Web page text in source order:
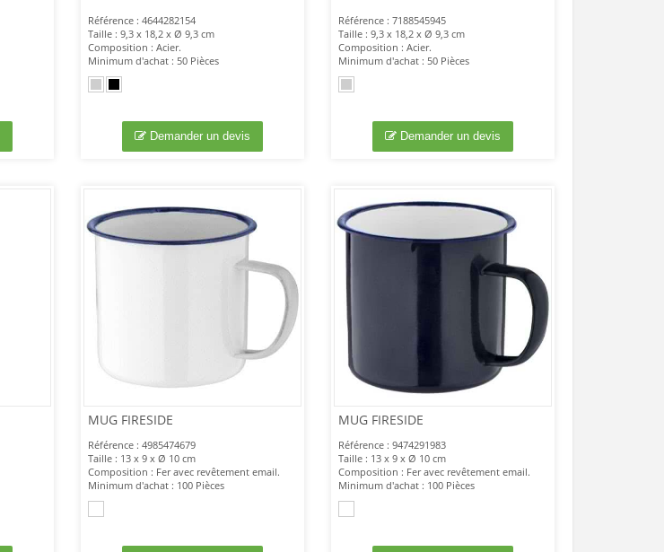
Référence : 4644282154
Taille : 9,3 x 18,2 x Ø 9,3 cm
Composition : Acier.
Minimum d'achat : 50 Pièces
Demander un devis
Référence : 7188545945
Taille : 9,3 x 18,2 x Ø 9,3 cm
Composition : Acier.
Minimum d'achat : 50 Pièces
Demander un devis
MUG FIRESIDE
Référence : 4985474679
Taille : 13 x 9 x Ø 10 cm
Composition : Fer avec revêtement email.
Minimum d'achat : 100 Pièces
MUG FIRESIDE
Référence : 9474291983
Taille : 13 x 9 x Ø 10 cm
Composition : Fer avec revêtement email.
Minimum d'achat : 100 Pièces